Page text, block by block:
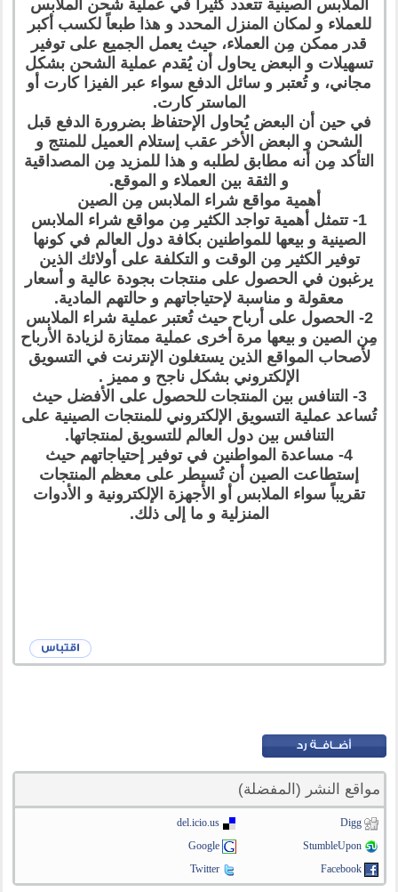
الملابس الصينية تتعدد كثيراً في عملية شحن الملابس
للعملاء و لمكان المنزل المحدد و هذا طبعاً لكسب أكبر
قدر ممكن مِن العملاء، حيث يعمل الجميع على توفير
تسهيلات و البعض يحاول أن يُقدم عملية الشحن بشكل
مجاني، و تُعتبر و سائل الدفع سواء عبر الفيزا كارت أو
الماستر كارت.
في حين أن البعض يُحاول الإحتفاظ بضرورة الدفع قبل
الشحن و البعض الأخر عقب إستلام العميل للمنتج و
التأكد مِن أنه مطابق لطلبه و هذا للمزيد مِن المصداقية
و الثقة بين العملاء و الموقع.
أهمية مواقع شراء الملابس مِن الصين
1- تتمثل أهمية تواجد الكثير مِن مواقع شراء الملابس
الصينية و بيعها للمواطنين بكافة دول العالم في كونها
توفير الكثير مِن الوقت و التكلفة على أولائك الذين
يرغبون في الحصول على منتجات بجودة عالية و أسعار
معقولة و مناسبة لإحتياجاتهم و حالتهم المادية.
2- الحصول على أرباح حيث تُعتبر عملية شراء الملابس
مِن الصين و بيعها مرة أخرى عملية ممتازة لزيادة الأرباح
لأصحاب المواقع الذين يستغلون الإنترنت في التسويق
الإلكتروني بشكل ناجح و مميز .
3- التنافس بين المنتجات للحصول على الأفضل حيث
تُساعد عملية التسويق الإلكتروني للمنتجات الصينية على
التنافس بين دول العالم للتسويق لمنتجاتها.
4- مساعدة المواطنين في توفير إحتياجاتهم حيث
إستطاعت الصين أن تُسيطر على معظم المنتجات
تقريباً سواء الملابس أو الأجهزة الإلكترونية و الأدوات
المنزلية و ما إلى ذلك.
مواقع النشر (المفضلة)
Digg
del.icio.us
StumbleUpon
Google
Facebook
Twitter